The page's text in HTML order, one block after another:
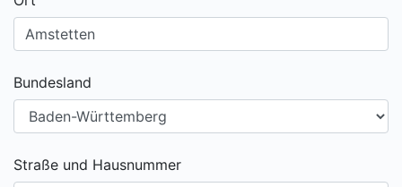
Bundesland
Straße und Hausnummer